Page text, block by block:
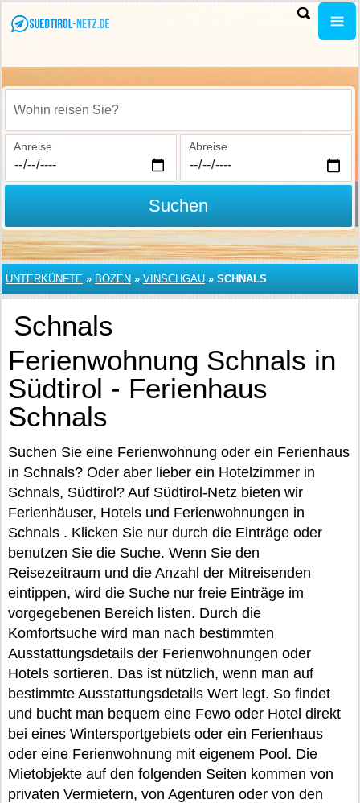
Wohin reisen Sie?
Anreise Abreise
Suchen
UNTERKÜNFTE » BOZEN » VINSCHGAU » SCHNALS
Schnals
Ferienwohnung Schnals in
Südtirol - Ferienhaus
Schnals
Suchen Sie eine Ferienwohnung oder ein Ferienhaus
in Schnals? Oder aber lieber ein Hotelzimmer in
Schnals, Südtirol? Auf Südtirol-Netz bieten wir
Ferienhäuser, Hotels und Ferienwohnungen in
Schnals . Klicken Sie nur durch die Einträge oder
benutzen Sie die Suche. Wenn Sie den
Reisezeitraum und die Anzahl der Mitreisenden
eintippen, wird die Suche nur freie Einträge im
vorgegebenen Bereich listen. Durch die
Komfortsuche wird man nach bestimmten
Ausstattungsdetails der Ferienwohnungen oder
Hotels sortieren. Das ist nützlich, wenn man auf
bestimmte Ausstattungsdetails Wert legt. So findet
und bucht man bequem eine Fewo oder Hotel direkt
bei eines Wintersportgebiets oder ein Ferienhaus
oder eine Ferienwohnung mit eigenem Pool. Die
Mietobjekte auf den folgenden Seiten kommen von
privaten Vermietern, von Agenturen oder von den